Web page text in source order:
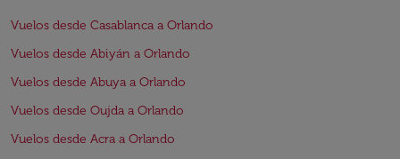
Vuelos desde Casablanca a Orlando
Vuelos desde Abiyán a Orlando
Vuelos desde Abuya a Orlando
Vuelos desde Oujda a Orlando
Vuelos desde Acra a Orlando